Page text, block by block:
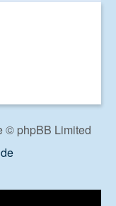
© phpBB Limited